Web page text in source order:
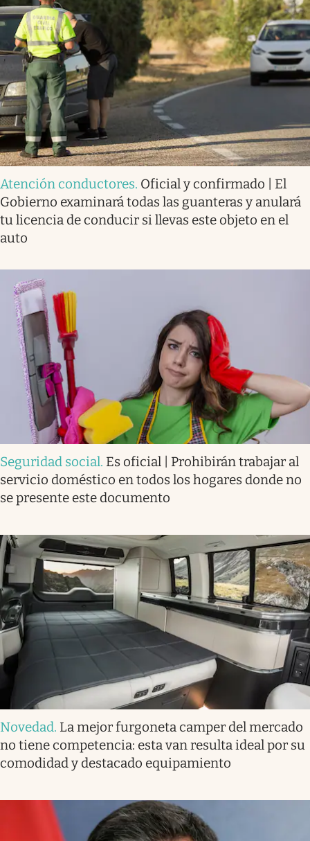
Atención conductores. Oficial y confirmado | El
Gobierno examinará todas las guanteras y anulará
tu licencia de conducir si llevas este objeto en el
auto
Seguridad social. Es oficial | Prohibirán trabajar al
servicio doméstico en todos los hogares donde no
se presente este documento
Novedad. La mejor furgoneta camper del mercado
no tiene competencia: esta van resulta ideal por su
comodidad y destacado equipamiento